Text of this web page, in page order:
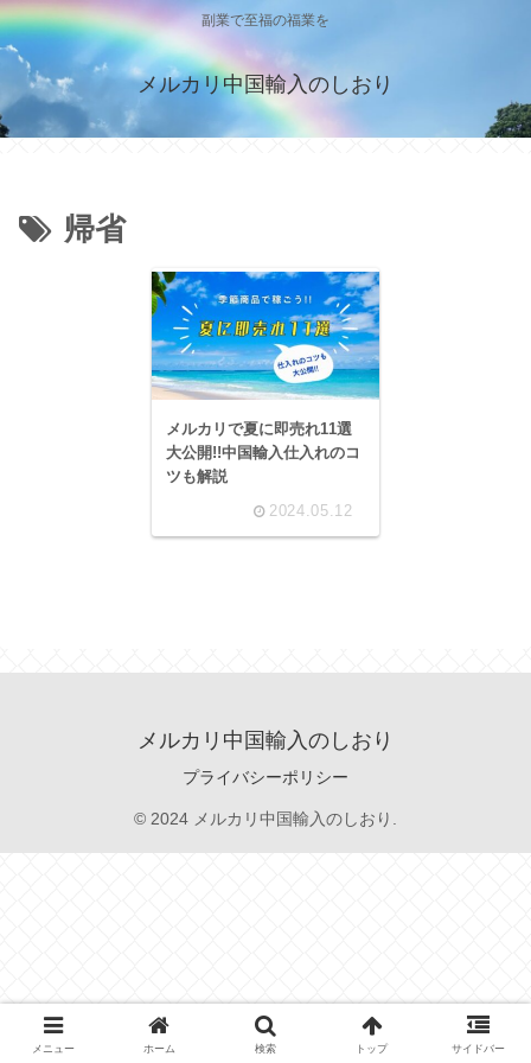
副業で至福の福業を
メルカリ中国輸入のしおり
帰省
メルカリで夏に即売れ11選
大公開!!中国輸入仕入れのコ
ツも解説
2024.05.12
メルカリ中国輸入のしおり
プライバシーポリシー
© 2024 メルカリ中国輸入のしおり.
メニュー ホーム 検索 トップ サイドバー